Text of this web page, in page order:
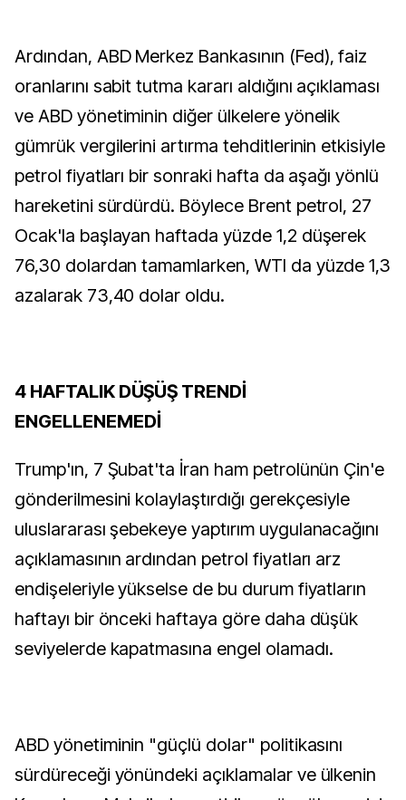
Ardından, ABD Merkez Bankasının (Fed), faiz
oranlarını sabit tutma kararı aldığını açıklaması
ve ABD yönetiminin diğer ülkelere yönelik
gümrük vergilerini artırma tehditlerinin etkisiyle
petrol fiyatları bir sonraki hafta da aşağı yönlü
hareketini sürdürdü. Böylece Brent petrol, 27
Ocak'la başlayan haftada yüzde 1,2 düşerek
76,30 dolardan tamamlarken, WTI da yüzde 1,3
azalarak 73,40 dolar oldu.
4 HAFTALIK DÜŞÜŞ TRENDİ
ENGELLENEMEDİ
Trump'ın, 7 Şubat'ta İran ham petrolünün Çin'e
gönderilmesini kolaylaştırdığı gerekçesiyle
uluslararası şebekeye yaptırım uygulanacağını
açıklamasının ardından petrol fiyatları arz
endişeleriyle yükselse de bu durum fiyatların
haftayı bir önceki haftaya göre daha düşük
seviyelerde kapatmasına engel olamadı.
ABD yönetiminin "güçlü dolar" politikasını
sürdüreceği yönündeki açıklamalar ve ülkenin